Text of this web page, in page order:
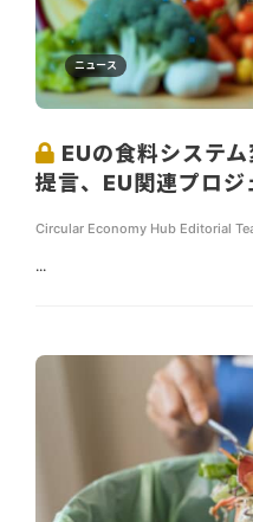
ニュース
EUの食料システ
提言、EU関連プロジ
Circular Economy Hub Editorial
...